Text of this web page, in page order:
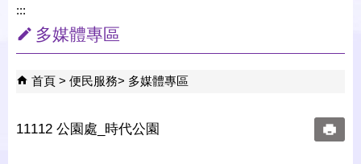
:::
多媒體專區
首頁 便民服務 多媒體專區
11112 公園處_時代公園